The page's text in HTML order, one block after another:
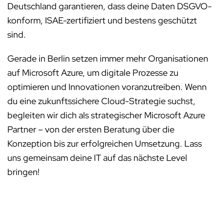
Deutschland garantieren, dass deine Daten DSGVO-
konform, ISAE-zertifiziert und bestens geschützt
sind.
Gerade in Berlin setzen immer mehr Organisationen
auf Microsoft Azure, um digitale Prozesse zu
optimieren und Innovationen voranzutreiben. Wenn
du eine zukunftssichere Cloud-Strategie suchst,
begleiten wir dich als strategischer Microsoft Azure
Partner – von der ersten Beratung über die
Konzeption bis zur erfolgreichen Umsetzung. Lass
uns gemeinsam deine IT auf das nächste Level
bringen!